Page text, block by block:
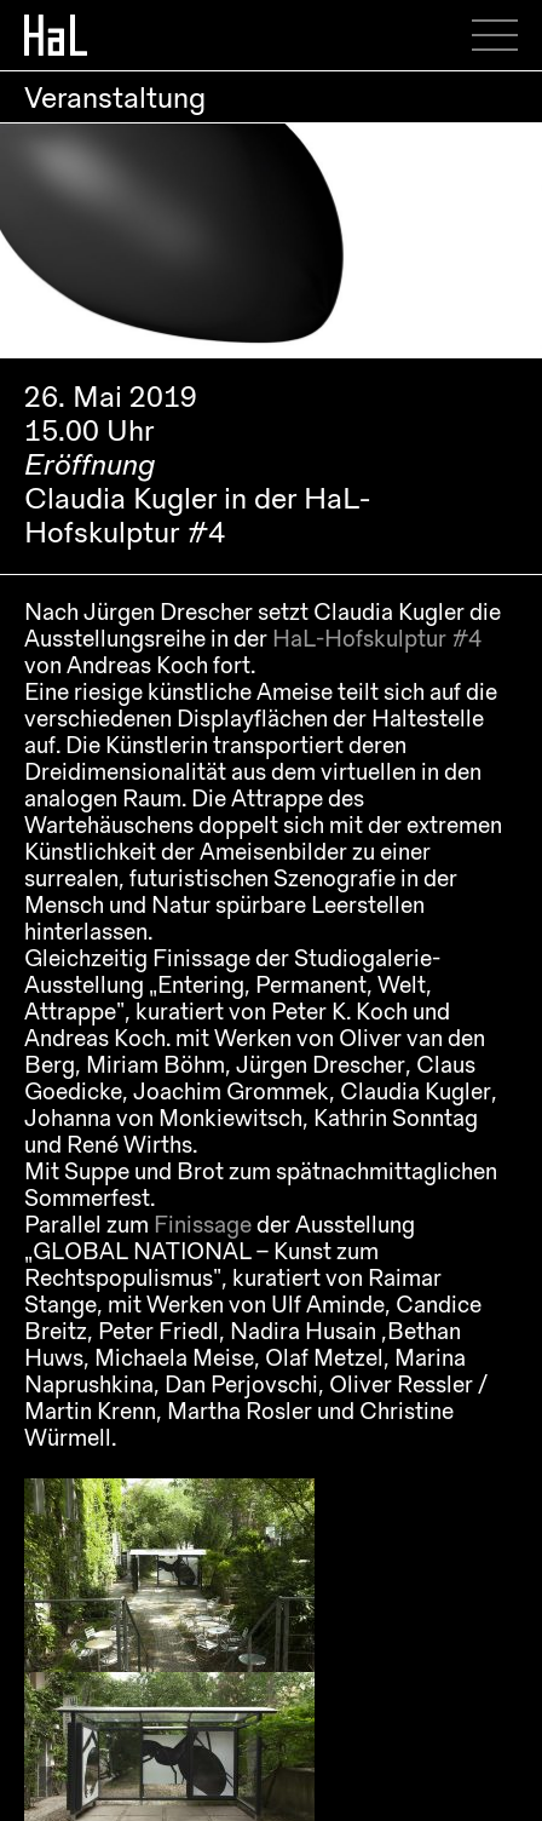
Veranstaltung
26. Mai 2019
15.00 Uhr
Eröffnung
Claudia Kugler in der HaL-
Hofskulptur #4
Nach Jürgen Drescher setzt Claudia Kugler die
Ausstellungsreihe in der HaL-Hofskulptur #4
von Andreas Koch fort.
Eine riesige künstliche Ameise teilt sich auf die
verschiedenen Displayflächen der Haltestelle
auf. Die Künstlerin transportiert deren
Dreidimensionalität aus dem virtuellen in den
analogen Raum. Die Attrappe des
Wartehäuschens doppelt sich mit der extremen
Künstlichkeit der Ameisenbilder zu einer
surrealen, futuristischen Szenografie in der
Mensch und Natur spürbare Leerstellen
hinterlassen.
Gleichzeitig Finissage der Studiogalerie-
Ausstellung „Entering, Permanent, Welt,
Attrappe“, kuratiert von Peter K. Koch und
Andreas Koch. mit Werken von Oliver van den
Berg, Miriam Böhm, Jürgen Drescher, Claus
Goedicke, Joachim Grommek, Claudia Kugler,
Johanna von Monkiewitsch, Kathrin Sonntag
und René Wirths.
Mit Suppe und Brot zum spätnachmittaglichen
Sommerfest.
Parallel zum Finissageder Ausstellung
„GLOBAL NATIONAL – Kunst zum
Rechtspopulismus“, kuratiert von Raimar
Stange, mit Werken von Ulf Aminde, Candice
Breitz, Peter Friedl, Nadira Husain ,Bethan
Huws, Michaela Meise, Olaf Metzel, Marina
Naprushkina, Dan Perjovschi, Oliver Ressler /
Martin Krenn, Martha Rosler und Christine
Würmell.